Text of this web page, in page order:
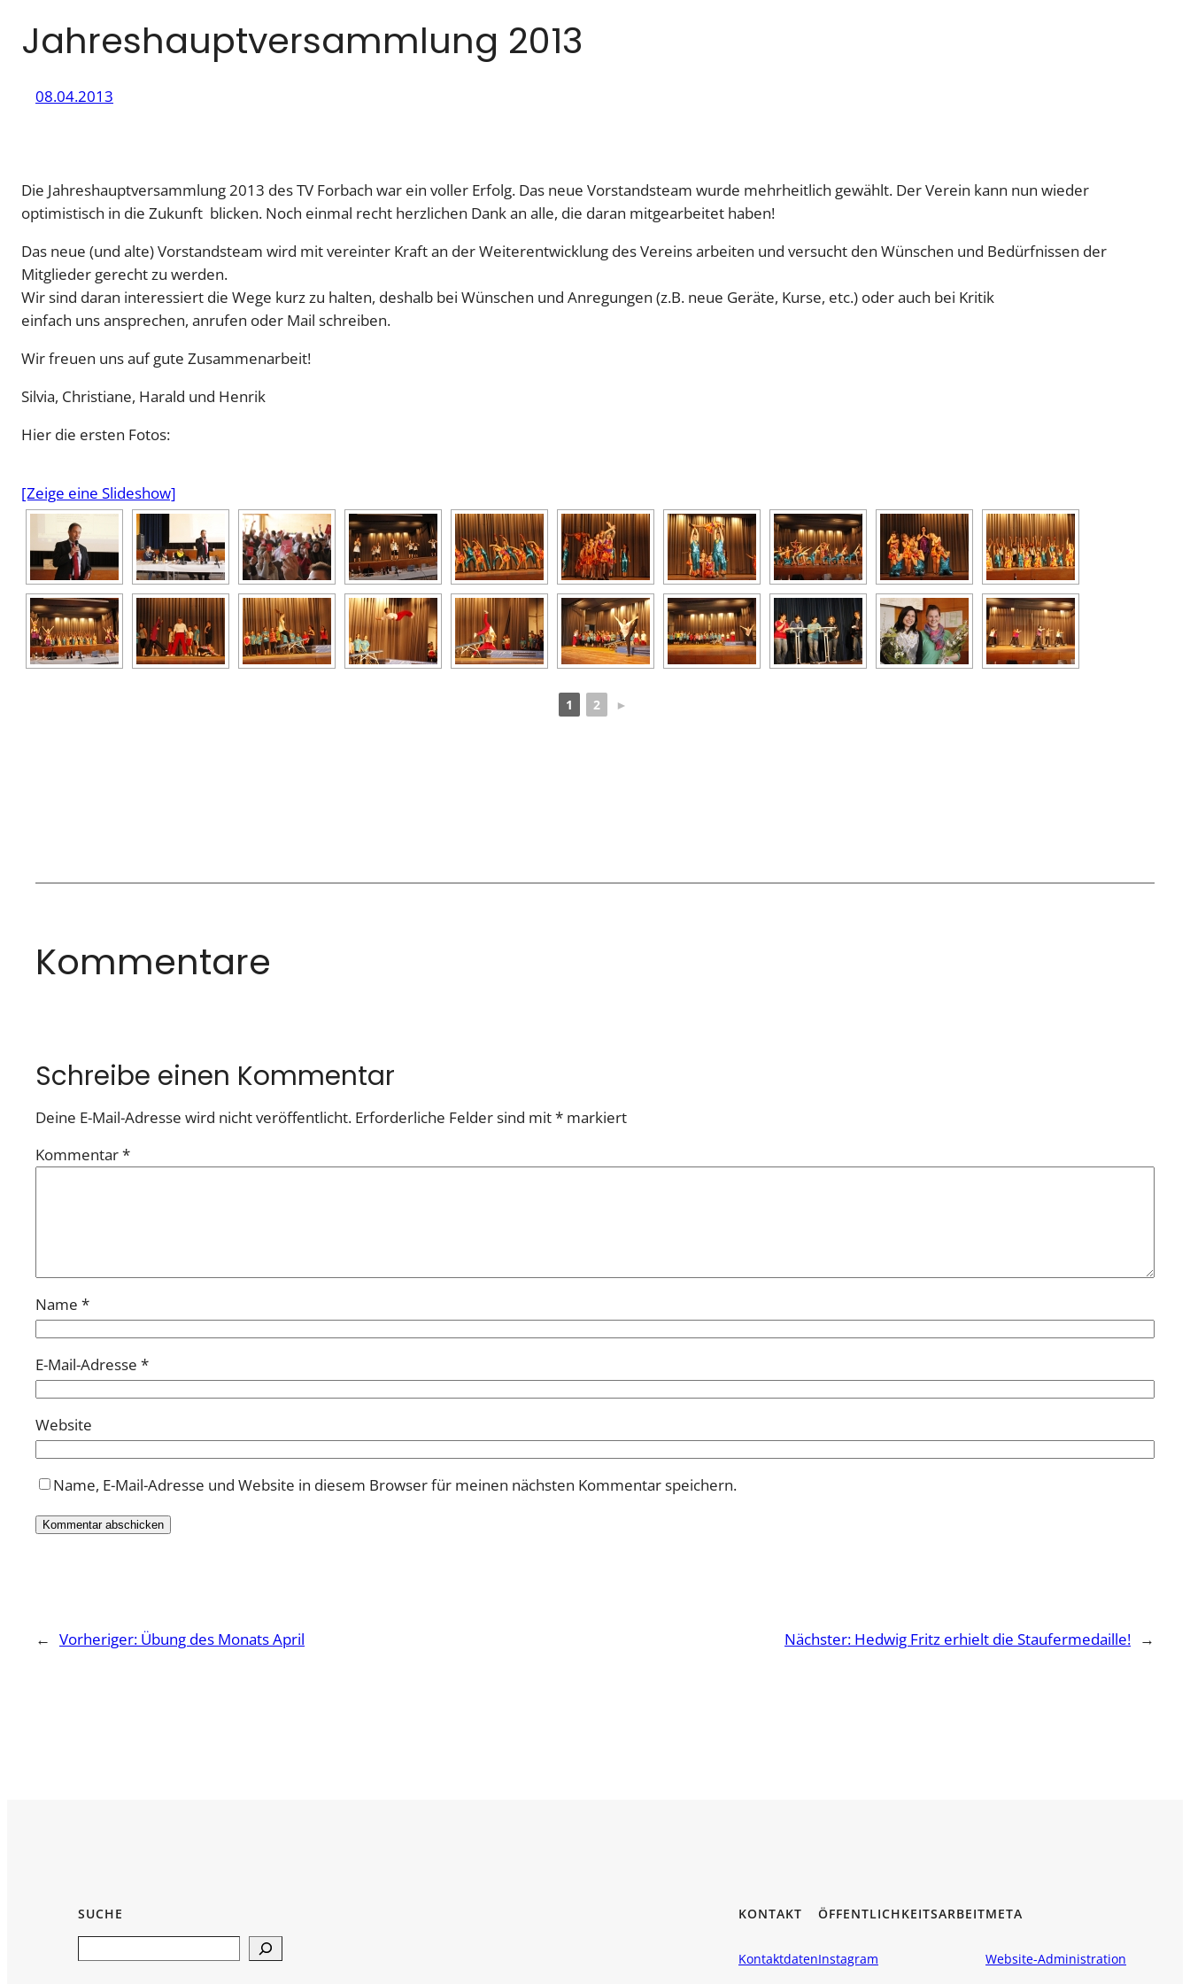
Jahreshauptversammlung 2013
08.04.2013
Die Jahreshauptversammlung 2013 des TV Forbach war ein voller Erfolg. Das neue Vorstandsteam wurde mehrheitlich gewählt. Der Verein kann nun wieder
optimistisch in die Zukunft blicken. Noch einmal recht herzlichen Dank an alle, die daran mitgearbeitet haben!
Das neue (und alte) Vorstandsteam wird mit vereinter Kraft an der Weiterentwicklung des Vereins arbeiten und versucht den Wünschen und Bedürfnissen der
Mitglieder gerecht zu werden.
Wir sind daran interessiert die Wege kurz zu halten, deshalb bei Wünschen und Anregungen (z.B. neue Geräte, Kurse, etc.) oder auch bei Kritik
einfach uns ansprechen, anrufen oder Mail schreiben.
Wir freuen uns auf gute Zusammenarbeit!
Silvia, Christiane, Harald und Henrik
Hier die ersten Fotos:
[Zeige eine Slideshow]
1 2 ►
Kommentare
Schreibe einen Kommentar
Deine E-Mail-Adresse wird nicht veröffentlicht. Erforderliche Felder sind mit* markiert
Kommentar*
Name *
E-Mail-Adresse *
Website
Name, E-Mail-Adresse und Website in diesem Browser für meinen nächsten Kommentar speichern.
← Vorheriger: Übung des Monats April Nächster: Hedwig Fritz erhielt die Staufermedaille! →
SUCHE KONTAKT
Kontaktdaten
ÖFFENTLICHKEITSARBEIT
Instagram
META
Website-Administration